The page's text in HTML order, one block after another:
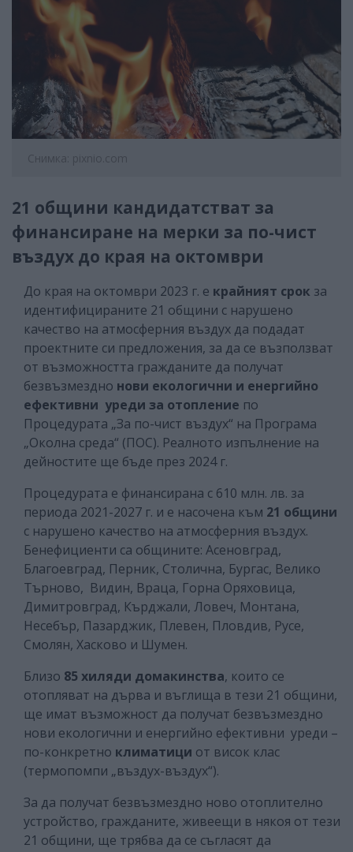
Снимка: pixnio.com
21 общини кандидатстват за
финансиране на мерки за по-чист
въздух до края на октомври
До края на октомври 2023 г. е крайният срок за
идентифицираните 21 общини с нарушено
качество на атмосферния въздух да подадат
проектните си предложения, за да се възползват
от възможността гражданите да получат
безвъзмездно нови екологични и енергийно
ефективни уреди за отопление по
Процедурата „За по-чист въздух“ на Програма
„Околна среда“ (ПОС). Реалното изпълнение на
дейностите ще бъде през 2024 г.
Процедурата е финансирана с 610 млн. лв. за
периода 2021-2027 г. и е насочена към 21 общини
с нарушено качество на атмосферния въздух.
Бенефициенти са общините: Асеновград,
Благоевград, Перник, Столична, Бургас, Велико
Търново, Видин, Враца, Горна Оряховица,
Димитровград, Кърджали, Ловеч, Монтана,
Несебър, Пазарджик, Плевен, Пловдив, Русе,
Смолян, Хасково и Шумен.
Близо 85 хиляди домакинства, които се
отопляват на дърва и въглища в тези 21 общини,
ще имат възможност да получат безвъзмездно
нови екологични и енергийно ефективни уреди –
по-конкретно климатици от висок клас
(термопомпи „въздух-въздух“).
За да получат безвъзмездно ново отоплително
устройство, гражданите, живеещи в някоя от тези
21 общини, ще трябва да се съгласят да